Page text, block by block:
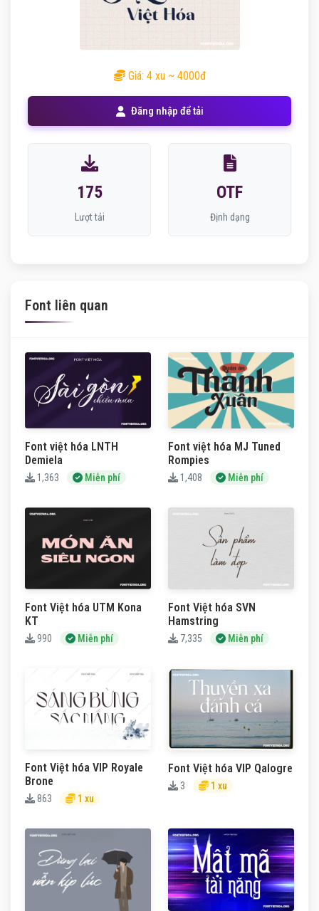
Giá: 4 xu ~ 4000đ
Đăng nhập để tải
175
Lượt tải
OTF
Định dạng
Font liên quan
Font việt hóa LNTH
Demiela
1,363 Miễn phí
Font việt hóa MJ Tuned
Rompies
1,408 Miễn phí
Font Việt hóa UTM Kona
KT
990 Miễn phí
Font Việt hóa SVN
Hamstring
7,335 Miễn phí
Font Việt hóa VIP Royale
Brone
863 1 xu
Font Việt hóa VIP Qalogre
3 1 xu